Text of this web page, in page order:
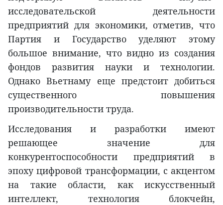
исследовательской деятельности
предприятий для экономики, отметив, что
Партия и Государство уделяют этому
большое внимание, что видно из создания
фондов развития науки и технологии.
Однако Вьетнаму еще предстоит добиться
существенного повышения
производительности труда.
Исследования и разработки имеют
решающее значение для
конкурентоспособности предприятий в
эпоху цифровой трансформации, с акцентом
на такие области, как искусственный
интеллект, технология блокчейн,